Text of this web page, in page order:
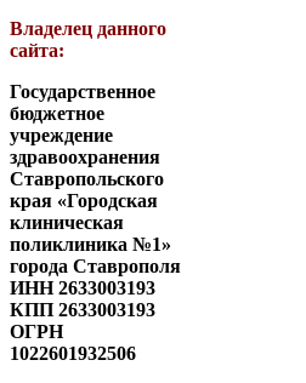
Владелец данного
сайта:
Государственное
бюджетное
учреждение
здравоохранения
Ставропольского
края «Городская
клиническая
поликлиника №1»
города Ставрополя
ИНН 2633003193
КПП 2633003193
ОГРН
1022601932506